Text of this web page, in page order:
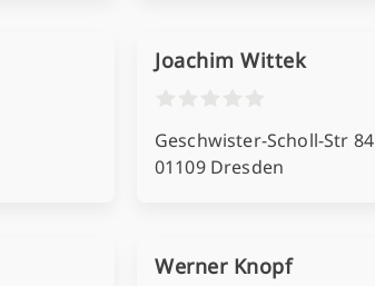
Joachim Wittek
Geschwister-Scholl-Str 84
01109 Dresden
Werner Knopf